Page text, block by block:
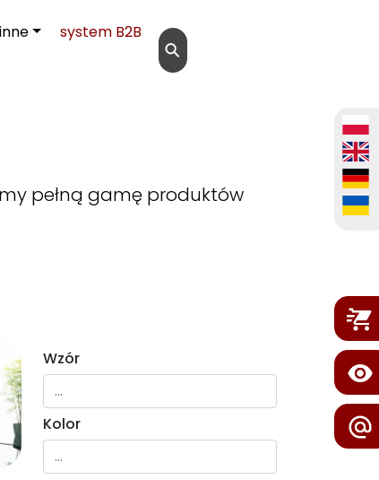
inne
system B2B
⚲
pełną gamę produktów
Wzór
Kolor